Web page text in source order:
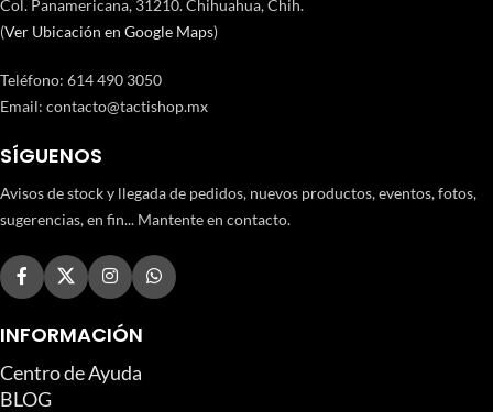
Col. Panamericana, 31210. Chihuahua, Chih.
(Ver Ubicación en Google Maps)
Teléfono: 614 490 3050
Email: contacto@tactishop.mx
SÍGUENOS
Avisos de stock y llegada de pedidos, nuevos productos, eventos, fotos,
sugerencias, en fin... Mantente en contacto.
INFORMACIÓN
Centro de Ayuda
BLOG